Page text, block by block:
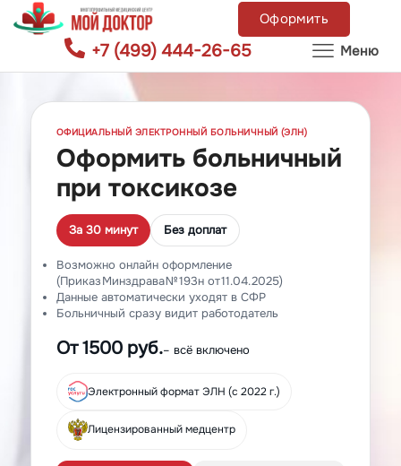
Оформить
+7 (499) 444-26-65 Меню
ОФИЦИАЛЬНЫЙ ЭЛЕКТРОННЫЙ БОЛЬНИЧНЫЙ (ЭЛН)
Оформить больничный
при токсикозе
За 30 минут Без доплат
Возможно онлайн оформление
(Приказ Минздрава № 193н от 11.04.2025)
Данные автоматически уходят в СФР
Больничный сразу видит работодатель
От 1500 руб.– всё включено
Электронный формат ЭЛН (с 2022 г.)
Лицензированный медцентр